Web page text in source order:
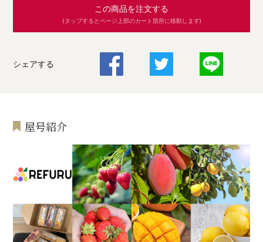
この商品を注文する
(タップするとページ上部のカート箇所に移動します)
シェアする
屋号紹介